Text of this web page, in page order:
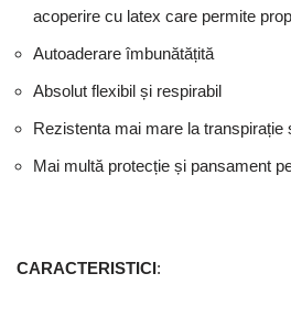
acoperire cu latex care permite
Autoaderare îmbunătățită
Absolut flexibil și respirabil
Rezistenta mai mare la transpirație
Mai multă protecție și pansament
CARACTERISTICI: